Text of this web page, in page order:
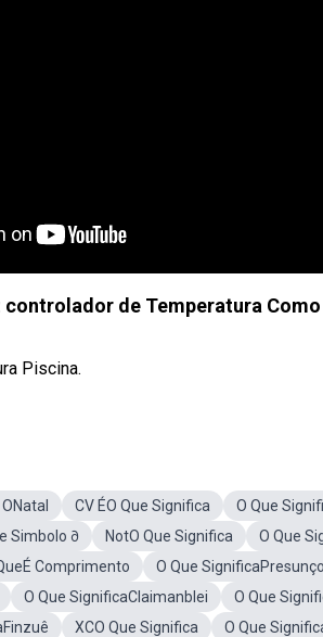
de Temperatura
Piscina.
CV ÉO Que Significa O Que
Simbolo ∂ NotO Que Significa O Que
Comprimento O Que
O Que SignificaClaimanblei O Que
XCO Que Significa O Que